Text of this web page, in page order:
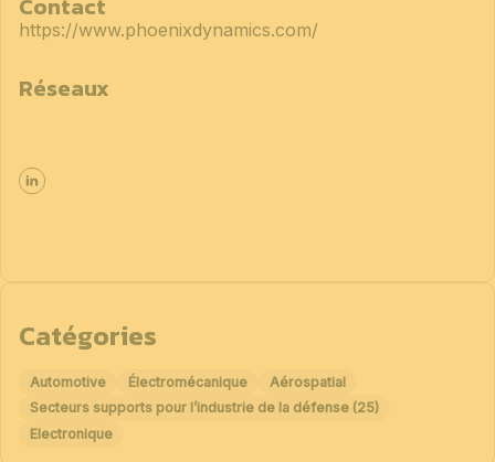
Contact
https://www.phoenixdynamics.com/
Réseaux
Catégories
Automotive Électromécanique
Aérospatial
Secteurs supports pour l’industrie de la défense (25)
Electronique